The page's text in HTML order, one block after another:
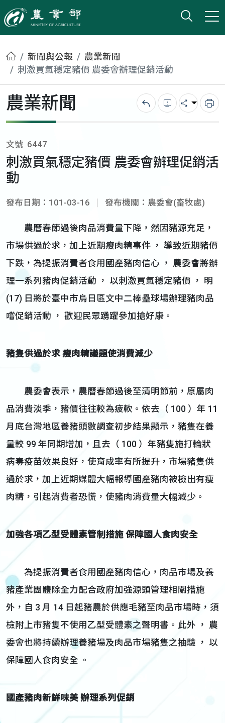
農業部
打開
小版
首頁新聞與公報
農業新聞
刺激買氣穩定豬價 農委會辦理促銷活動
農業新聞 回上一頁錯誤回報
分享 列
文號 6447
刺激買氣穩定豬價 農委會辦理促銷活
動
發布日期：101-03-16 發布機關：農委會(畜牧處)
農曆春節過後肉品消費量下降，然因豬源充足，
市場供過於求，加上近期瘦肉精事件 ， 導致近期豬價
下跌，為提振消費者食用國產豬肉信心 ， 農委會將辦
理一系列豬肉促銷活動 ， 以刺激買氣穩定豬價 ， 明
(17) 日將於臺中市烏日區文中二棒壘球場辦理豬肉品
嚐促銷活動 ， 歡迎民眾踴躍參加搶好康。
豬隻供過於求 瘦肉精議題使消費減少
農委會表示，農曆春節過後至清明節前，原屬肉
品消費淡季，豬價往往較為疲軟。依去（ 100 ）年 11
月底台灣地區養豬頭數調查初步結果顯示，豬隻在養
量較 99 年同期增加，且去（ 100 ）年豬隻施打輪狀
病毒疫苗效果良好，使育成率有所提升，市場豬隻供
過於求，加上近期媒體大幅報導國產豬肉被檢出有瘦
肉精，引起消費者恐慌，使豬肉消費量大幅減少。
加強各項乙型受體素管制措施 保障國人食肉安全
為提振消費者食用國產豬肉信心，肉品市場及養
豬產業團體除全力配合政府加強源頭管理相關措施
外，自 3 月 14 日起豬農於供應毛豬至肉品市場時，須
檢附上市豬隻不使用乙型受體素之聲明書。此外 ， 農
委會也將持續辦理養豬場及肉品市場豬隻之抽驗 ， 以
保障國人食肉安全 。
國產豬肉新鮮味美 辦理系列促銷